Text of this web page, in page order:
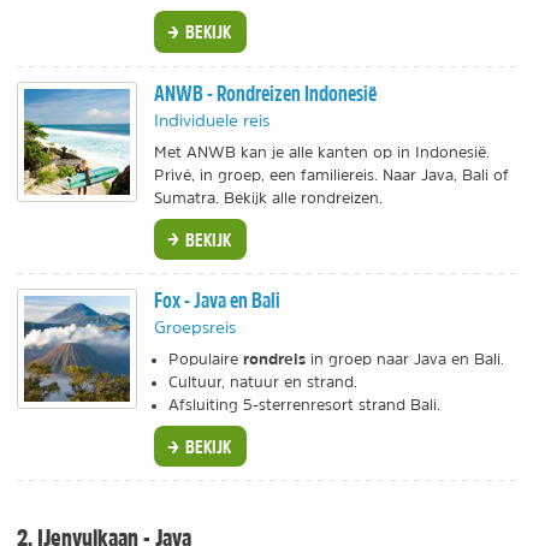
BEKIJK
ANWB - Rondreizen Indonesië
Individuele reis
Met ANWB kan je alle kanten op in Indonesië.
Privé, in groep, een familiereis. Naar Java, Bali of
Sumatra. Bekijk alle rondreizen.
BEKIJK
Fox - Java en Bali
Groepsreis
Populaire rondreis in groep naar Java en Bali.
Cultuur, natuur en strand.
Afsluiting 5-sterrenresort strand Bali.
BEKIJK
2. IJenvulkaan - Java